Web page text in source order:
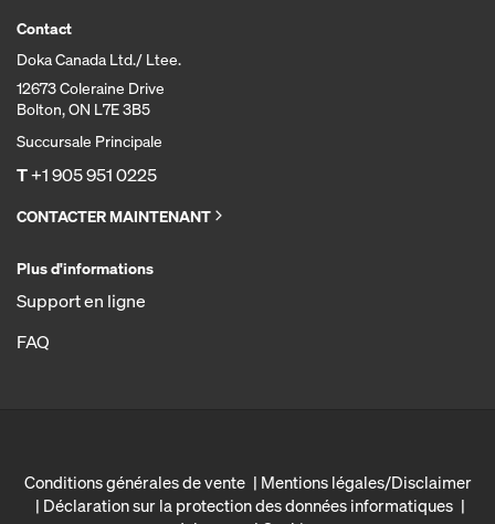
Contact
Doka Canada Ltd./ Ltee.
12673 Coleraine Drive
Bolton, ON L7E 3B5
Succursale Principale
T+1 905 951 0225
CONTACTER MAINTENANT
Plus d'informations
Support en ligne
FAQ
Conditions générales de vente
Mentions légales/Disclaimer
Déclaration sur la protection des données informatiques